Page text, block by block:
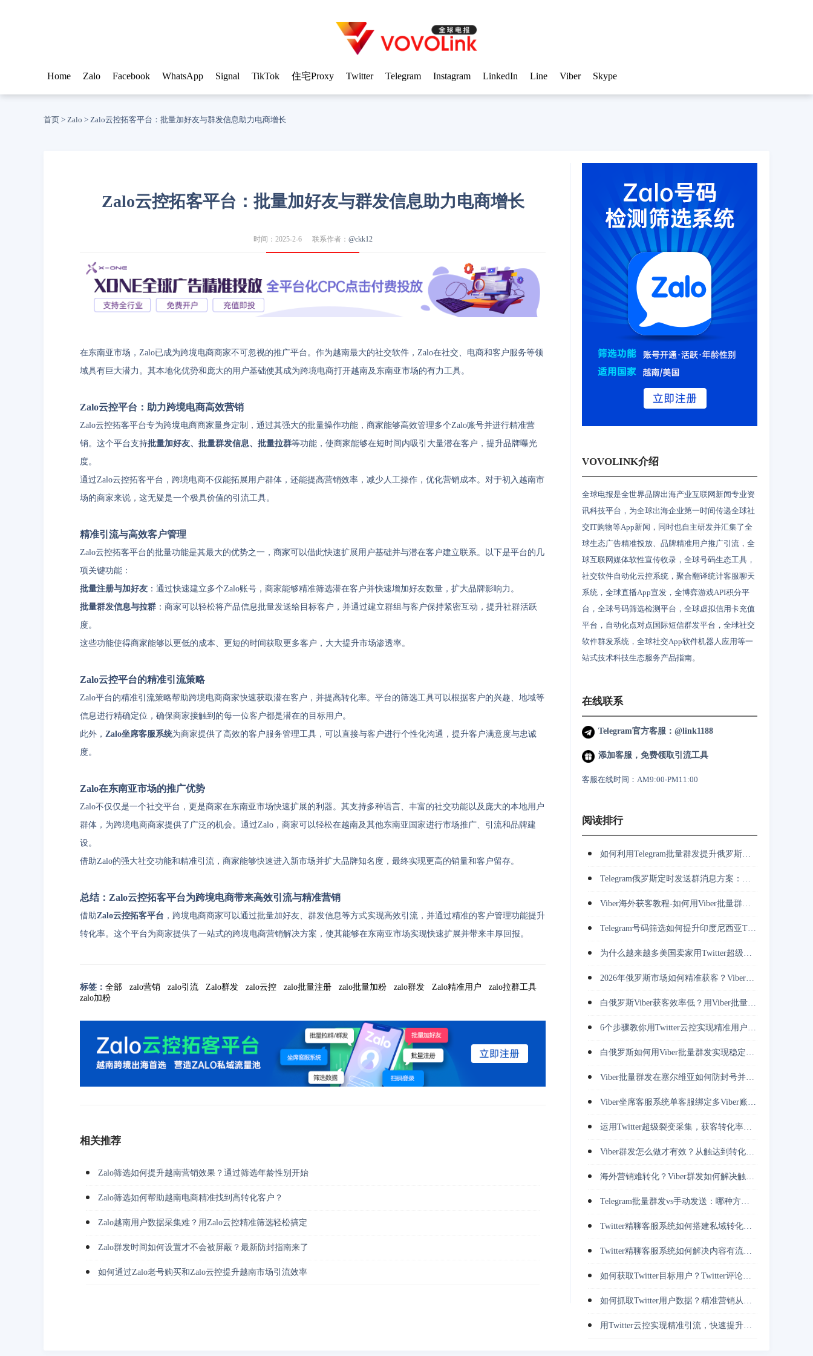
Home Zalo Facebook WhatsApp Signal TikTok 住宅Proxy Twitter Telegram Instagram LinkedIn Line Viber Skype
首页 > Zalo > Zalo云控拓客平台：批量加好友与群发信息助力电商增长
Zalo云控拓客平台：批量加好友与群发信息助力电商增长
时间：2025-2-6 联系作者： @ckk12
在东南亚市场，Zalo已成为跨境电商商家不可忽视的推广平台。作为越南最大的社交软件，Zalo在社交、电商和客户服务等领
域具有巨大潜力。其本地化优势和庞大的用户基础使其成为跨境电商打开越南及东南亚市场的有力工具。
Zalo云控平台：助力跨境电商高效营销
Zalo云控拓客平台专为跨境电商商家量身定制，通过其强大的批量操作功能，商家能够高效管理多个Zalo账号并进行精准营
销。这个平台支持批量加好友、批量群发信息、批量拉群等功能，使商家能够在短时间内吸引大量潜在客户，提升品牌曝光
度。
通过Zalo云控拓客平台，跨境电商不仅能拓展用户群体，还能提高营销效率，减少人工操作，优化营销成本。对于初入越南市
场的商家来说，这无疑是一个极具价值的引流工具。
精准引流与高效客户管理
Zalo云控拓客平台的批量功能是其最大的优势之一，商家可以借此快速扩展用户基础并与潜在客户建立联系。以下是平台的几
项关键功能：
批量注册与加好友 ：通过快速建立多个Zalo账号，商家能够精准筛选潜在客户并快速增加好友数量，扩大品牌影响力。
批量群发信息与拉群 ：商家可以轻松将产品信息批量发送给目标客户，并通过建立群组与客户保持紧密互动，提升社群活跃
度。
这些功能使得商家能够以更低的成本、更短的时间获取更多客户，大大提升市场渗透率。
Zalo云控平台的精准引流策略
Zalo平台的精准引流策略帮助跨境电商商家快速获取潜在客户，并提高转化率。平台的筛选工具可以根据客户的兴趣、地域等
信息进行精确定位，确保商家接触到的每一位客户都是潜在的目标用户。
此外， Zalo坐席客服系统为商家提供了高效的客户服务管理工具，可以直接与客户进行个性化沟通，提升客户满意度与忠诚
度。
Zalo在东南亚市场的推广优势
Zalo不仅仅是一个社交平台，更是商家在东南亚市场快速扩展的利器。其支持多种语言、丰富的社交功能以及庞大的本地用户
群体，为跨境电商商家提供了广泛的机会。通过Zalo，商家可以轻松在越南及其他东南亚国家进行市场推广、引流和品牌建
设。
借助Zalo的强大社交功能和精准引流，商家能够快速进入新市场并扩大品牌知名度，最终实现更高的销量和客户留存。
总结：Zalo云控拓客平台为跨境电商带来高效引流与精准营销
借助Zalo云控拓客平台 ，跨境电商商家可以通过批量加好友、群发信息等方式实现高效引流，并通过精准的客户管理功能提升
转化率。这个平台为商家提供了一站式的跨境电商营销解决方案，使其能够在东南亚市场实现快速扩展并带来丰厚回报。
标签： 全部 zalo营销 zalo引流 Zalo群发 zalo云控 zalo批量注册 zalo批量加粉 zalo群发 Zalo精准用户
zalo拉群工具
zalo加粉
相关推荐
Zalo筛选如何提升越南营销效果？通过筛选年龄性别开始
Zalo筛选如何帮助越南电商精准找到高转化客户？
Zalo越南用户数据采集难？用Zalo云控精准筛选轻松搞定
Zalo群发时间如何设置才不会被屏蔽？最新防封指南来了
如何通过Zalo老号购买和Zalo云控提升越南市场引流效率
VOVOLINK介绍
全球电报是全世界品牌出海产业互联网新闻专业资
讯科技平台，为全球出海企业第一时间传递全球社
交IT购物等App新闻，同时也自主研发并汇集了全
球生态广告精准投放、品牌精准用户推广引流，全
球互联网媒体软性宣传收录，全球号码生态工具，
社交软件自动化云控系统，聚合翻译统计客服聊天
系统，全球直播App宣发，全博弈游戏API积分平
台，全球号码筛选检测平台，全球虚拟信用卡充值
平台，自动化点对点国际短信群发平台，全球社交
软件群发系统，全球社交App软件机器人应用等一
站式技术科技生态服务产品指南。
在线联系
Telegram官方客服：@link1188
添加客服，免费领取引流工具
客服在线时间：AM9:00-PM11:00
阅读排行
如何利用Telegram批量群发提升俄罗斯市场客户开发效率？
Telegram俄罗斯定时发送群消息方案：多账号群发、客服承接与长期运营
Viber海外获客教程-如何用Viber批量群发完成客户触达与跟进？
Telegram号码筛选如何提升印度尼西亚TG营销转化率与获客效率？
为什么越来越多美国卖家用Twitter超级裂变采集挖掘竞对用户并做私信转化？
2026年俄罗斯市场如何精准获客？Viber批量群发正在改变推广方式
白俄罗斯Viber获客效率低？用Viber批量群发解决触达难题
6个步骤教你用Twitter云控实现精准用户获取与高效转化
白俄罗斯如何用Viber批量群发实现稳定触达并持续获取精准用户？
Viber批量群发在塞尔维亚如何防封号并降低营销成本？
Viber坐席客服系统单客服绑定多Viber账号，越南客户承接效率倍增
运用Twitter超级裂变采集，获客转化率提升3倍的实战策略
Viber群发怎么做才有效？从触达到转化完整指南
海外营销难转化？Viber群发如何解决触达问题
Telegram批量群发vs手动发送：哪种方式更高效稳定？
Twitter精聊客服系统如何搭建私域转化体系（教程+技巧）
Twitter精聊客服系统如何解决内容有流量却无转化问题
如何获取Twitter目标用户？Twitter评论用户采集避免无效引流
如何抓取Twitter用户数据？精准营销从这里开始
用Twitter云控实现精准引流，快速提升用户转化率